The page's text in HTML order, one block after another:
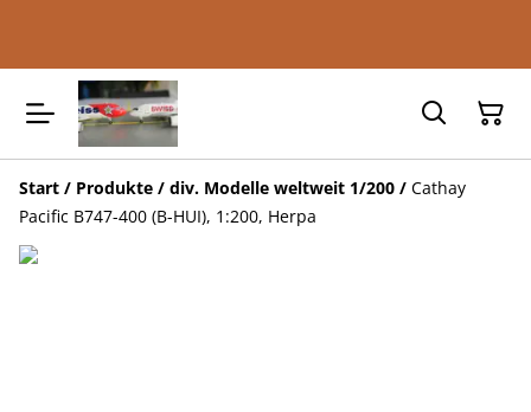
Start / Produkte / div. Modelle weltweit 1/200 / Cathay
Pacific B747-400 (B-HUI), 1:200, Herpa